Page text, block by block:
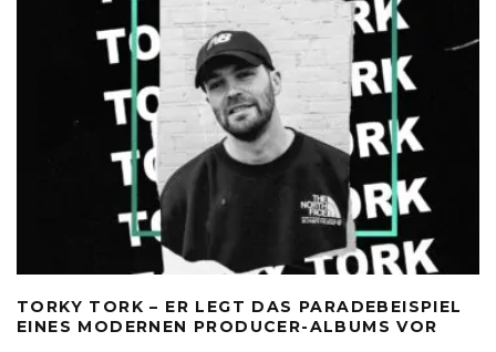
TORKY TORK – ER LEGT DAS PARADEBEISPIEL
EINES MODERNEN PRODUCER-ALBUMS VOR